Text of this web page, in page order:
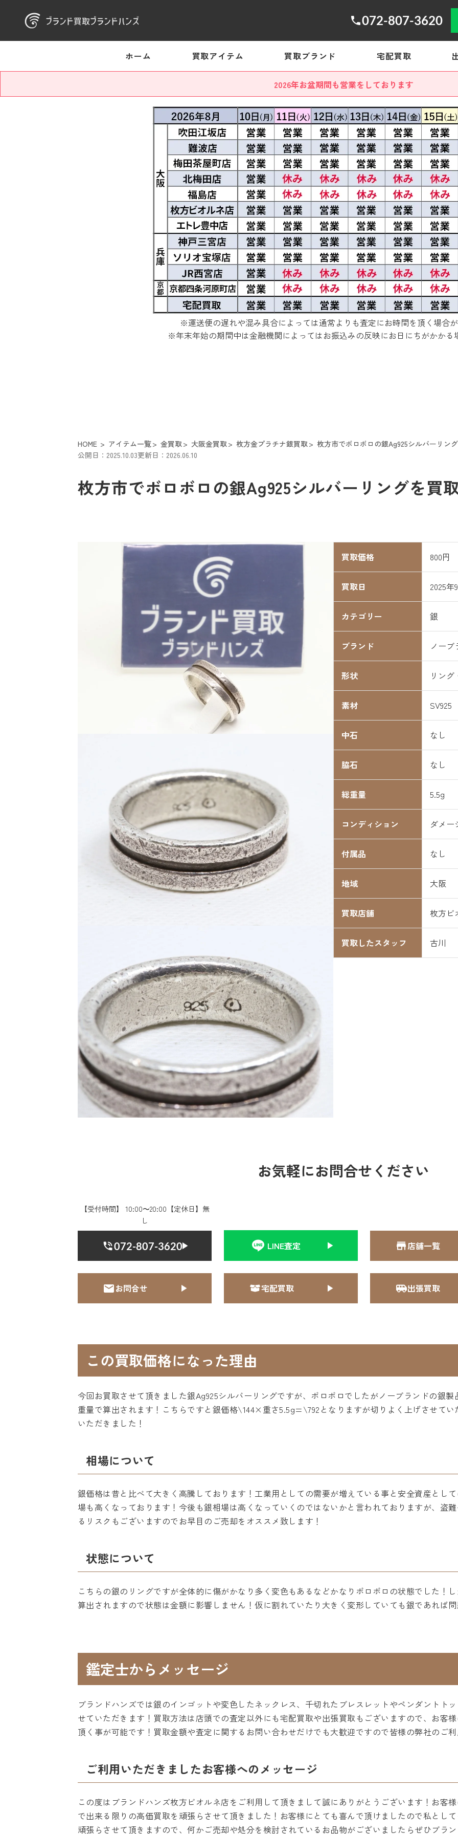
072-807-3620
ホーム 買取アイテム 買取ブランド 宅配買取
2026年お盆期間も営業をしております
※運送便の遅れや混み具合によっては通常よりも査定にお時間を頂く場合が
※年末年始の期間中は金融機関によってはお振込みの反映にお日にちがかかる
HOME アイテム一覧 金買取 大阪金買取 枚方金プラチナ銀買取
枚方市でボロボロの銀Ag925シルバーリン
公開日：2025.10.03更新日：2026.06.10
枚方市でボロボロの銀Ag925シルバーリングを買
買取価格 800円
買取日 2025年
カテゴリー 銀
ブランド ノーブ
形状 リン
素材 SV925
中石 なし
脇石 なし
総重量 5.5g
コンディション ダメー
付属品 なし
地域 大阪
買取店舗 枚方ビ
買取したスタッフ 古川
お気軽にお問合せください
【受付時間】 10:00〜20:00【定休日】無
し
072-807-3620 LINE査定 店舗一覧
お問合せ 宅配買取 出張買取
この買取価格になった理由
今回お買取させて頂きました銀Ag925シルバーリングですが、ボロボロでしたがノーブランドの銀
重量で算出されます！こちらですと銀価格\144×重さ5.5g=\792となりますが切りよく上げさせて
いただきました！
相場について
銀価格は昔と比べて大きく高騰しております！工業用としての需要が増えている事と安全資産とし
場も高くなっております！今後も銀相場は高くなっていくのではないかと言われておりますが、盗
るリスクもございますのでお早目のご売却をオススメ致します！
状態について
こちらの銀のリングですが全体的に傷がかなり多く変色もあるなどかなりボロボロの状態でした！
算出されますので状態は金額に影響しません！仮に割れていたり大きく変形していても銀であれば
鑑定士からメッセージ
ブランドハンズでは銀のインゴットや変色したネックレス、千切れたブレスレットやペンダントト
せていただきます！買取方法は店頭での査定以外にも宅配買取や出張買取もございますので、お客
頂く事が可能です！買取金額や査定に関するお問い合わせだけでも大歓迎ですので皆様の弊社のご
ご利用いただきましたお客様へのメッセージ
この度はブランドハンズ枚方ビオルネ店をご利用して頂きまして誠にありがとうございます！お客
で出来る限りの高価買取を頑張らさせて頂きました！お客様にとても喜んで頂けましたので私とし
頑張らさせて頂きますので、何かご売却や処分を検討されているお品物がございましたらぜひブラ